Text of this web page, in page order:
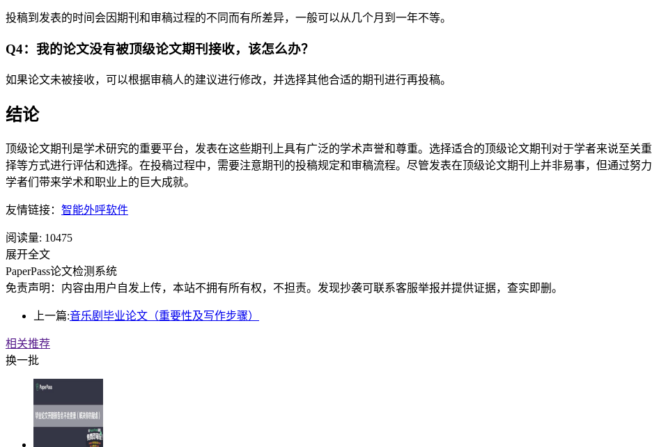
投稿到发表的时间会因期刊和审稿过程的不同而有所差异，一般可以从几个月到一年不等。
Q4：我的论文没有被顶级论文期刊接收，该怎么办？
如果论文未被接收，可以根据审稿人的建议进行修改，并选择其他合适的期刊进行再投稿。
结论
顶级论文期刊是学术研究的重要平台，发表在这些期刊上具有广泛的学术声誉和尊重。选择适合的顶级论文期刊对于学者来说至关
择等方式进行评估和选择。在投稿过程中，需要注意期刊的投稿规定和审稿流程。尽管发表在顶级论文期刊上并非易事，但通过努
学者们带来学术和职业上的巨大成就。
友情链接： 智能外呼软件
阅读量: 10475
展开全文
PaperPass论文检测系统
免责声明：内容由用户自发上传，本站不拥有所有权，不担责。发现抄袭可联系客服举报并提供证据，查实即删。
上一篇:音乐剧毕业论文（重要性及写作步骤）
相关推荐
换一批